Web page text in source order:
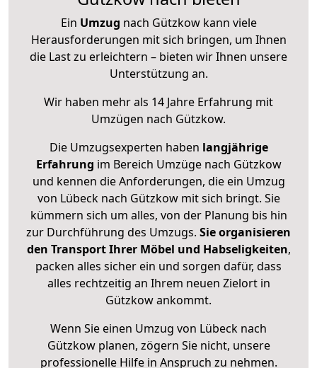
Ein Umzug nach Gützkow kann viele
Herausforderungen mit sich bringen, um Ihnen
die Last zu erleichtern – bieten wir Ihnen unsere
Unterstützung an.
Wir haben mehr als 14 Jahre Erfahrung mit
Umzügen nach Gützkow.
Die Umzugsexperten haben langjährige
Erfahrung im Bereich Umzüge nach Gützkow
und kennen die Anforderungen, die ein Umzug
von Lübeck nach Gützkow mit sich bringt. Sie
kümmern sich um alles, von der Planung bis hin
zur Durchführung des Umzugs. Sie organisieren
den Transport Ihrer Möbel und Habseligkeiten,
packen alles sicher ein und sorgen dafür, dass
alles rechtzeitig an Ihrem neuen Zielort in
Gützkow ankommt.
Wenn Sie einen Umzug von Lübeck nach
Gützkow planen, zögern Sie nicht, unsere
professionelle Hilfe in Anspruch zu nehmen.